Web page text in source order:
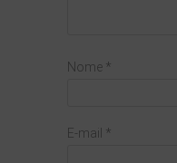
Nome *
E-mail *